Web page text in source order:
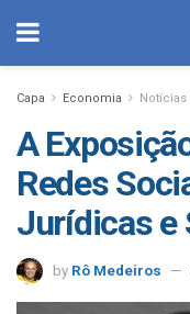
Capa Economia Notícias
A
Redes
Jurídicas e
by Rô Medeiros